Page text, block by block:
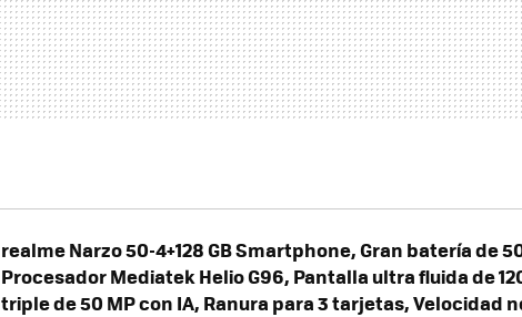
realme Narzo 50-4+128 GB Smartphone, Gran batería de
Procesador Mediatek Helio G96, Pantalla ultra fluida de
triple de 50 MP con IA, Ranura para 3 tarjetas, Velocidad